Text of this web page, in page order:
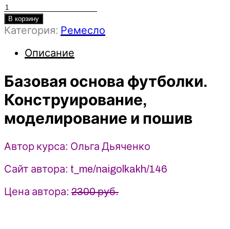
Количество
товара
Базовая
футболки.
моделирование
и
пошив
-
Ольга
Дьяченко
(2024)
В корзину
Категория: Ремесло
Описание
Базовая основа футболки.
Конструирование,
моделирование и пошив
Автор курса: Ольга Дьяченко
Сайт автора: t_me/naigolkakh/146
Цена автора: 2300 руб.